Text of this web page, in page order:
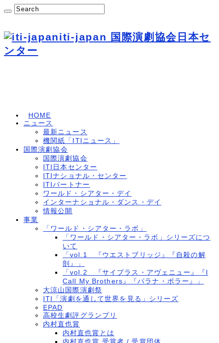
iti-japan 国際演劇協会日本セ
ンター
HOME
ニュース
最新ニュース
機関紙「ITIニュース」
国際演劇協会
国際演劇協会
ITI日本センター
ITIナショナル・センター
ITIパートナー
ワールド・シアター・デイ
インターナショナル・ダンス・デイ
情報公開
事業
「ワールド・シアター・ラボ」
「ワールド・シアター・ラボ」シリーズにつ
いて
「vol.1 『ウエストブリッジ』『自殺の解
剖』」
「vol.2 『サイプラス・アヴェニュー』『I
Call My Brothers』『パラナ・ポラー』」
大涼山国際演劇祭
ITI「演劇を通して世界を見る」シリーズ
EPAD
高校生劇評グランプリ
内村直也賞
内村直也賞とは